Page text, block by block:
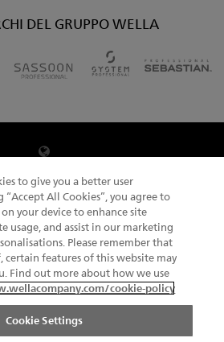
DEL GRUPPO WELLA
NEWSLETTER
TERMINI E CONDIZIONI
INFORMATIVA SULLA PRIVACY
UGC
COMPLIANCE
to give you a better user
“Accept All Cookies”, you agree to
your device to enhance site
usage, and assist in our marketing
Please remember that
certain features of this website may
Find out more about how we use
cookie-policy
Cookie Settings